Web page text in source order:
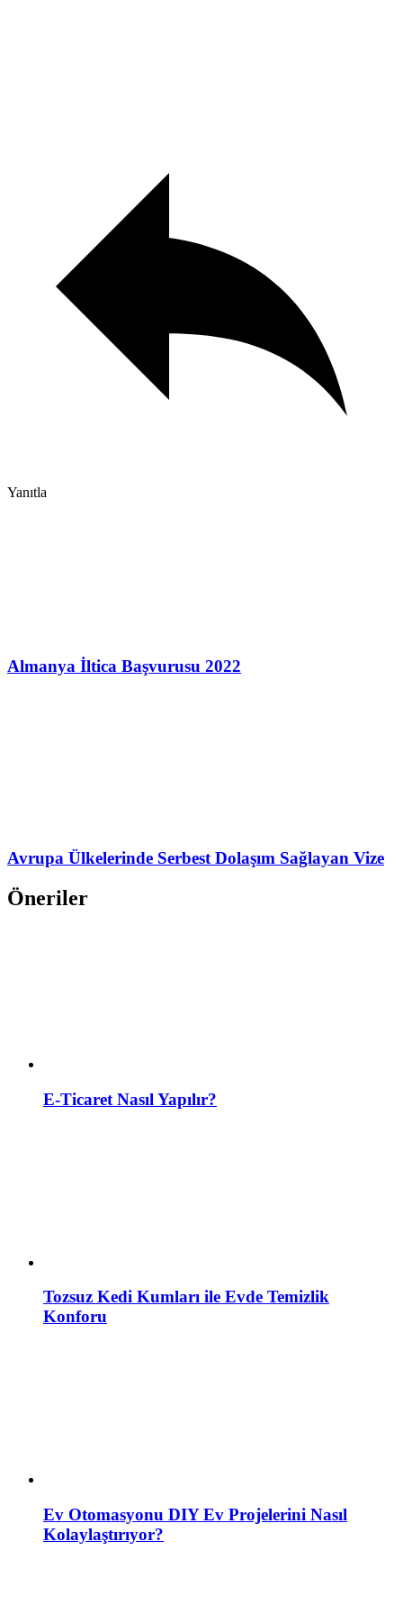
Yanıtla
Almanya İltica Başvurusu 2022
Avrupa Ülkelerinde Serbest Dolaşım Sağlayan Vize
Öneriler
E-Ticaret Nasıl Yapılır?
Tozsuz Kedi Kumları ile Evde Temizlik
Konforu
Ev Otomasyonu DIY Ev Projelerini Nasıl
Kolaylaştırıyor?